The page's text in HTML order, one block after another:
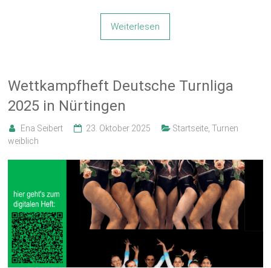
Weiterlesen
Wettkampfheft Deutsche Turnliga
2025 in Nürtingen
Ena Seibert 23. Oktober 2025 Startseite, Turnen
weiblich